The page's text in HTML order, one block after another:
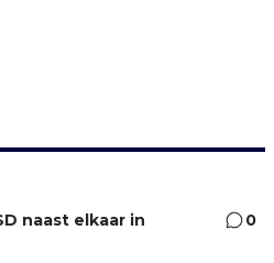
naast elkaar in
0